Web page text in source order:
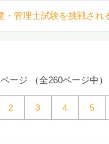
・管理士試験を挑戦され
ージ （全260ページ中）
2 3 4 5